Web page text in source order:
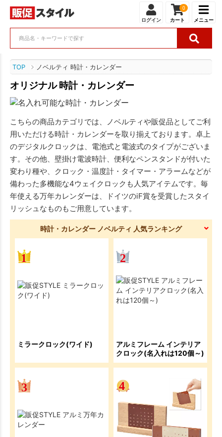
ログイン
0
カート メニュー
TOP ノベルティ 時計・カレンダー
オリジナル 時計・カレンダー
こちらの商品カテゴリでは、ノベルティや販促品としてご利
用いただける時計・カレンダーを取り揃えております。卓上
のデジタルクロックは、電池式と電波式のタイプがございま
す。その他、壁掛け電波時計、便利なペンスタンドが付いた
変わり種や、クロック・温度計・タイマー・アラームなどが
備わった多機能な4ウェイクロックも人気アイテムです。毎
年使える万年カレンダーは、ドイツのiF賞を受賞したスタイ
リッシュなものもご用意しています。
時計・カレンダー ノベルティ 人気ランキング
ミラークロック(ワイド)
アルミフレーム インテリア
クロック(名入れは120個～)